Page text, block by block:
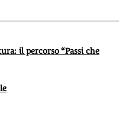
il percorso “Passi che